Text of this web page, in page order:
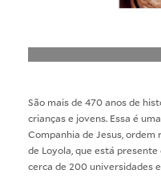
São mais de 470 anos de
crianças e jovens. Essa é
Companhia de Jesus,
de Loyola, que está
cerca de 200 universidades